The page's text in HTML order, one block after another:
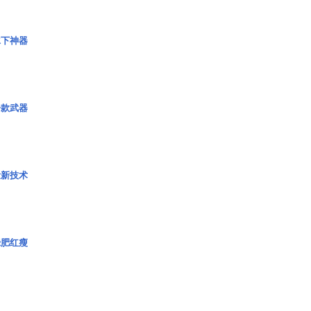
神器
武器
技术
红瘦